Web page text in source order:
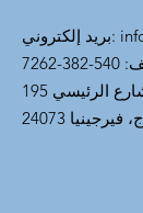
بريد إلكتروني:
:
540-382-7262
الرئيسي
24073